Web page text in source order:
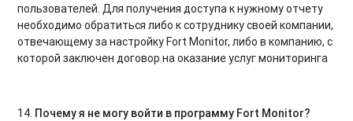
пользователей. Для получения доступа к нужному отчету
необходимо обратиться либо к сотруднику своей компании,
отвечающему за настройку Fort Monitor, либо в компанию, с
которой заключен договор на оказание услуг мониторинга
14. Почему я не могу войти в программу Fort Monitor?